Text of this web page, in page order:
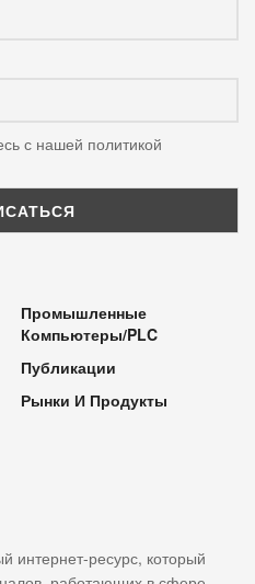
с нашей политикой
Промышленные
Компьютеры/PLC
Публикации
Рынки И Продукты
интернет-ресурс, который